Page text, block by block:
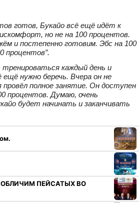
готов, Букайо всё ещё идёт к
но не на 100 процентов.
и постепенно готовим. Эбс на 100
процентов”.
тренироваться каждый день и
нужно беречь. Вчера он не
провёл полное занятие. Он доступен
процентов. Думаю, очень
будет начинать и заканчивать
ПЕЙСАТЫХ ВО